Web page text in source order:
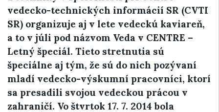
vedecko-technických informácií SR (CVTI
SR) organizuje aj v lete vedeckú kaviareň,
a to v júli pod názvom Veda v CENTRE –
Letný špeciál. Tieto stretnutia sú
špeciálne aj tým, že sú do nich pozývaní
mladí vedecko-výskumní pracovníci, ktorí
sa presadili svojou vedeckou prácou v
zahraničí. Vo štvrtok 17. 7. 2014 bola